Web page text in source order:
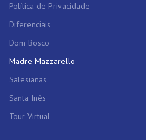
Política de Privacidade
Diferenciais
Dom Bosco
Madre Mazzarello
Salesianas
Santa Inês
Tour Virtual